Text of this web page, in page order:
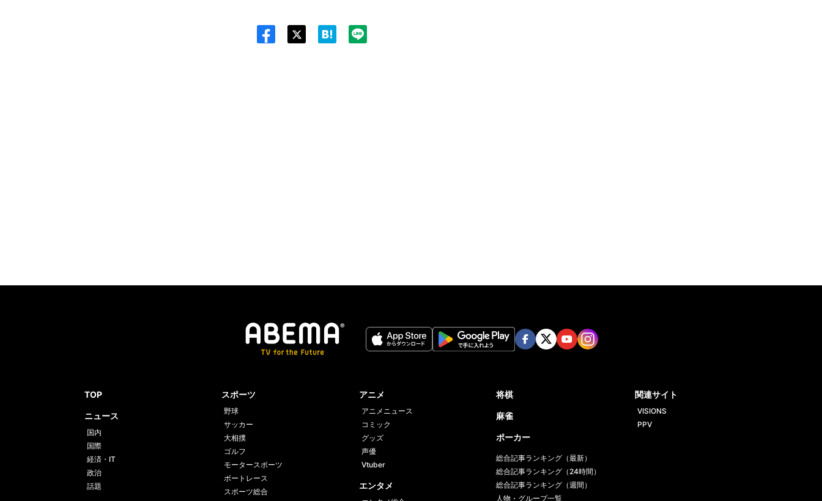
TOP
ニュース
国内
国際
経済・IT
政治
話題
スポーツ
野球
サッカー
大相撲
ゴルフ
モータースポーツ
ボートレース
スポーツ総合
アニメ
アニメニュース
コミック
グッズ
声優
Vtuber
エンタメ
将棋
麻雀
ポーカー
総合記事ランキング（最新）
総合記事ランキング（24時間）
総合記事ランキング（週間）
人物・グループ一覧
関連サイト
VISIONS
PPV